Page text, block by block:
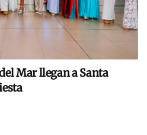
Mar llegan a Santa